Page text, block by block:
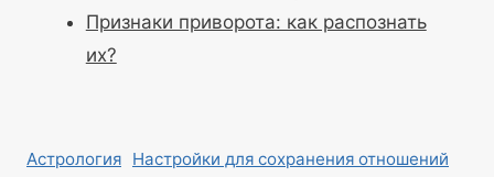
Признаки приворота: как распознать
их?
Астрология Настройки для сохранения отношений